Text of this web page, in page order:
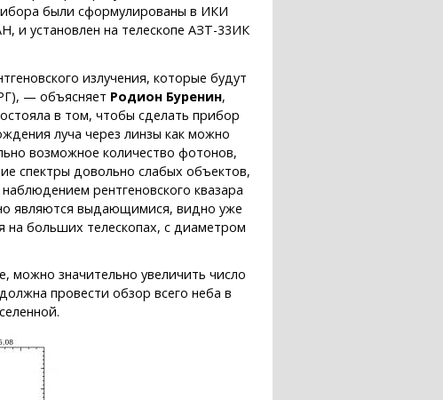
были сформулированы в ИКИ
и установлен на телескопе АЗТ-33ИК
излучения, которые будут
— объясняет Родион Буренин,
в том, чтобы сделать прибор
луча через линзы как можно
возможное количество фотонов,
спектры довольно слабых объектов,
рентгеновского квазара
являются выдающимися, видно уже
на больших телескопах, с диаметром
можно значительно увеличить число
провести обзор всего неба в